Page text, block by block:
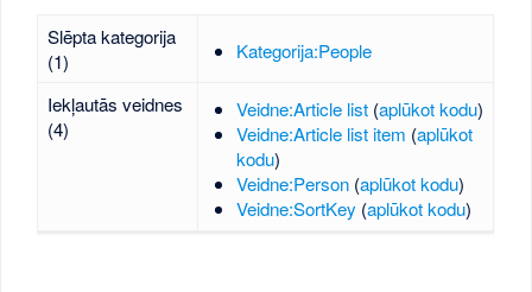
Slēpta kategorija
(1)
Kategorija:People
Iekļautās veidnes
(4)
Veidne:Article list (aplūkot kodu)
Veidne:Article list item (aplūkot
kodu)
Veidne:Person (aplūkot kodu)
Veidne:SortKey (aplūkot kodu)